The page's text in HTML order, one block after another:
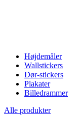
Højdemåler
Wallstickers
Dør-stickers
Plakater
Billedrammer
Alle produkter